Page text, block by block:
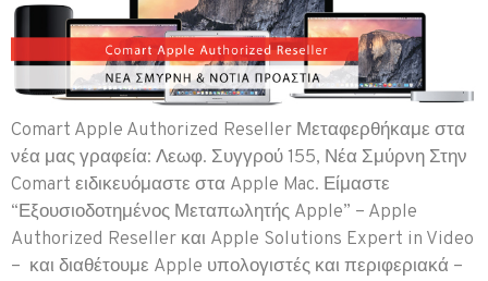
Comart Apple Authorized Reseller Μεταφερθήκαμε στα
νέα μας γραφεία: Λεωφ. Συγγρού 155, Νέα Σμύρνη Στην
Comart ειδικευόμαστε στα Apple Mac. Είμαστε
“Εξουσιοδοτημένος Μεταπωλητής Apple” – Apple
Authorized Reseller και Apple Solutions Expert in Video
– και διαθέτουμε Apple υπολογιστές και περιφεριακά –